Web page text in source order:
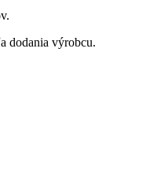
dodania výrobcu.